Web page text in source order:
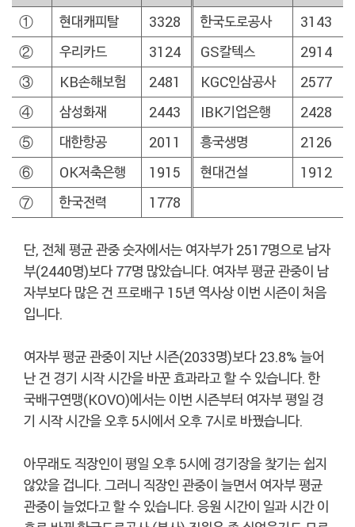
①
현대캐피탈 3328 한국도로공사
3143
②
우리카드 3124 GS칼텍스
2914
③
KB손해보험 2481 KGC인삼공사
2577
④
삼성화재 2443 IBK기업은행
2428
⑤
대한항공 2011 흥국생명
2126
⑥
OK저축은행 1915 현대건설
1912
⑦
한국전력 1778
단, 전체 평균 관중 숫자에서는 여자부가 2517명으로 남자
부(2440명)보다 77명 많았습니다. 여자부 평균 관중이 남
자부보다 많은 건 프로배구 15년 역사상 이번 시즌이 처음
입니다.
여자부 평균 관중이 지난 시즌(2033명)보다 23.8% 늘어
난 건 경기 시작 시간을 바꾼 효과라고 할 수 있습니다. 한
국배구연맹(KOVO)에서는 이번 시즌부터 여자부 평일 경
기 시작 시간을 오후 5시에서 오후 7시로 바꿨습니다.
아무래도 직장인이 평일 오후 5시에 경기장을 찾기는 쉽지
않았을 겁니다. 그러니 직장인 관중이 늘면서 여자부 평균
관중이 늘었다고 할 수 있습니다. 응원 시간이 일과 시간 이